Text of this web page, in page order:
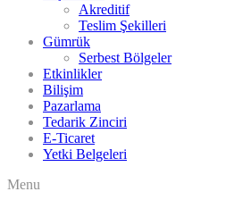
Akreditif
Teslim Şekilleri
Gümrük
Serbest Bölgeler
Etkinlikler
Bilişim
Pazarlama
Tedarik Zinciri
E-Ticaret
Yetki Belgeleri
Menu